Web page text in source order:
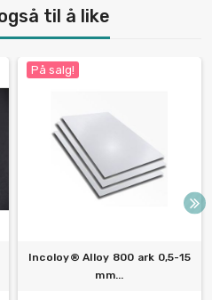
til å like
På salg!
Incoloy® Alloy 800 ark 0,5-15
mm...